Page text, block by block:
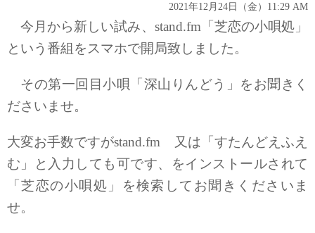
2021年12月24日（金）11:29 AM
今月から新しい試み、 stand.fm「芝恋の小唄処」
という番組をスマホで開局致しました。
その第一回目小唄「深山りんどう」をお聞きく
ださいませ。
大変お手数ですがstand.fm 又は「すたんどえふえ
む」と入力しても可です、をインストールされて
「芝恋の小唄処」を検索してお聞きくださいま
せ。